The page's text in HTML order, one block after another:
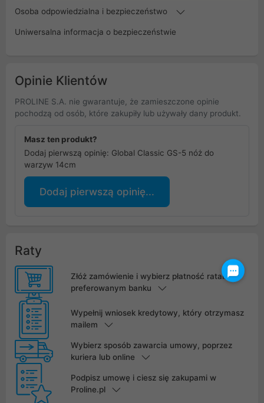
Osoba odpowiedzialna i bezpieczeństwo
Uniwersalna informacja o bezpieczeństwie
Opinie Klientów
PROLINE S.A. nie gwarantuje, że zamieszczone opinie
pochodzą od osób, które zakupiły lub używały dany produkt.
Masz ten produkt?
Dodaj pierwszą opinię: Global Classic GS-5 nóż do
warzyw 14cm
Dodaj pierwszą opinię...
Raty
Złóż zamówienie i wybierz płatność ratalną w
preferowanym banku
Wypełnij wniosek kredytowy, który otrzymasz
mailem
Wybierz sposób zawarcia umowy, poprzez
kuriera lub online
Podpisz umowę i ciesz się zakupami w
Proline.pl